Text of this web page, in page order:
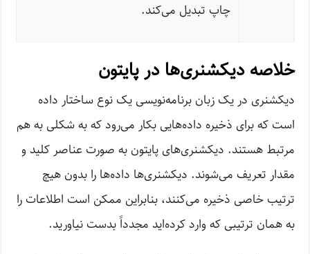
چاپ تبدیل می‌کند.
خلاصه دیکشنری‌ها در پایتون
دیکشنری در یک زبان برنامه‌نویسی یک نوع ساختار داده
است که برای ذخیره داده‌هایی بکار می‌رود که به شکلی به هم
مرتبط هستند. دیکشنری‌های پایتون به صورت عناصر کلید و
مقدار تعریف می‌شوند. دیکشنری‌ها داده‌ها را بدون هیچ
ترتیب خاصی ذخیره می‌کنند، بنابراین ممکن است اطلاعات را
به همان ترتیبی که وارد کرده‌اید مجدداً بدست نیاورید.